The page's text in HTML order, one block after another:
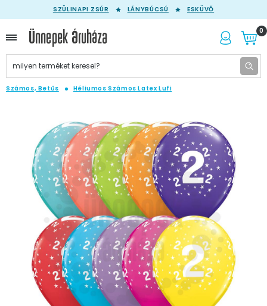
SZÜLINAPI ZSÚR LÁNYBÚCSÚ ESKÜVŐ
0
Számos, Betűs Héliumos Számos Latex Lufi